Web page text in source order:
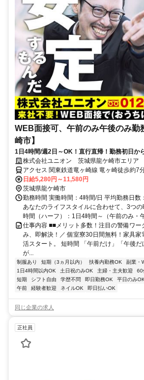
WEB面接可、午前のみ午後のみ勤
崎市】
1日4時間/週2日～OK！直行直帰！勤務初日か
＆携帯貸与♪
株式会社ユニオン 茨城県龍ケ崎市エリア
アクセス 関東鉄道竜ヶ崎線 竜ヶ崎徒歩約7
地徒歩約36分、ＪＲ常磐線 龍ケ崎市東口徒
エリア
日給5,280円～11,580円
茨城県龍ケ崎市
勤務時間 実働時間：4時間/日 平均勤務日数
あなたのライフスタイルに合わせて、3つ
時間（ハーフ）：1日4時間～（午前のみ・
仕事内容 ■■メリット多数！注目の警備ワ
み、即解決！／ 個室寮30日間無料！家具家
活スタート。 短時間 「午前だけ」「午後
が...
制服あり 短期（3ヵ月以内） 扶養内勤務OK
副業・
1日4時間以内OK
土日祝のみOK 主婦・主夫歓迎 60
短期
シフト自由 学歴不問 即日勤務OK 平日のみ
午前
経験者歓迎 ネイルOK 即日払いOK
同じ企業の求人
正社員